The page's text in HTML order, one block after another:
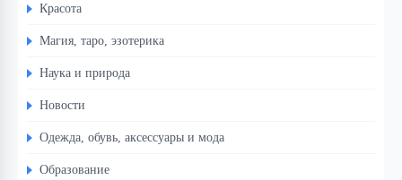
Красота
Магия, таро, эзотерика
Наука и природа
Новости
Одежда, обувь, аксессуары и мода
Образование